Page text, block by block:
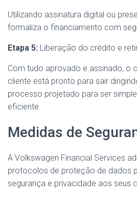
Utilizando assinatura digital ou
formaliza o financiamento com
Etapa 5: Liberação do crédito e
Com tudo aprovado e assinado, o
cliente está pronto para sair
processo projetado para ser
eficiente
Medidas de
A Volkswagen Financial Services
protocolos de proteção de dados
segurança e privacidade aos seus